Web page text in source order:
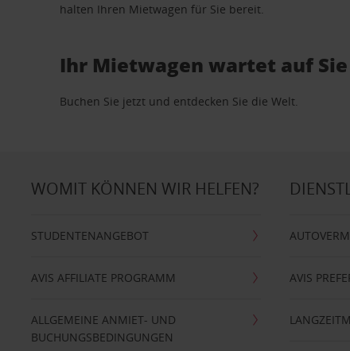
halten Ihren Mietwagen für Sie bereit.
Ihr Mietwagen wartet auf
Buchen Sie jetzt und entdecken Sie die Welt.
WOMIT KÖNNEN WIR HELFEN?
STUDENTENANGEBOT
AVIS AFFILIATE PROGRAMM
ALLGEMEINE ANMIET- UND
BUCHUNGSBEDINGUNGEN
AVIS